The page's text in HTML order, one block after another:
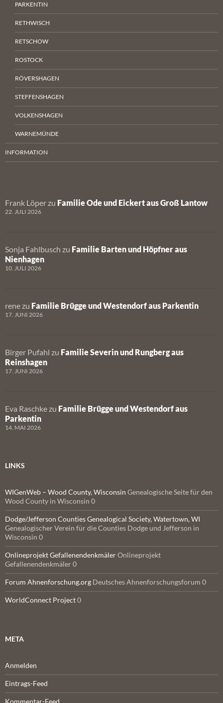
PARKENTIN
RETHWISCH
RETSCHOW
ROSTOCK
RÖVERSHAGEN
STEFFENSHAGEN
VOLKENSHAGEN
WARNEMÜNDE
INFORMATION
Frank Löper zu Familie Ode und Eickert aus Groß Lantow
22. JULI 2026
Sonja Fahlbusch zu Familie Barten und Höpfner aus
Nienhagen
10. JULI 2026
rene zu Familie Brügge und Westendorf aus Parkentin
17. JUNI 2026
Birger Pufahl zu Familie Severin und Rungberg aus
Reinshagen
17. JUNI 2026
Eva Raschke zu Familie Brügge und Westendorf aus
Parkentin
14. MAI 2026
LINKS
WIGenWeb – Wood County, Wisconsin Genealogische Seite für den
Wood County in Wisconsin 0
Dodge/Jefferson Counties Genealogical Society, Watertown, WI
Genealogischer Verein für die Counties Dodge und Jefferson in
Wisconsin 0
Onlineprojekt GefallenendenkmälerOnlineprojekt
Gefallenendenkmäler 0
Forum Ahnenforschung.org Deutsches Ahnenforschungsforum 0
WorldConnect Project0
META
Anmelden
Eintrags-Feed
Kommentar-Feed